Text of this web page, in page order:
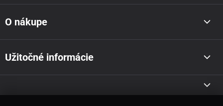
O nákupe
Užitočné informácie